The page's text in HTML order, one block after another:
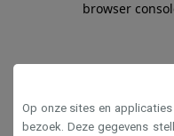
browser
Op onze sites en
bezoek. Deze gegevens